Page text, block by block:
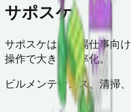
サポスケ
サポスケは、現場仕事向
操作で大きく効率化。
ビルメンテナンス、清掃